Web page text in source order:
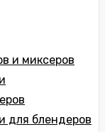
и миксеров
для блендеров